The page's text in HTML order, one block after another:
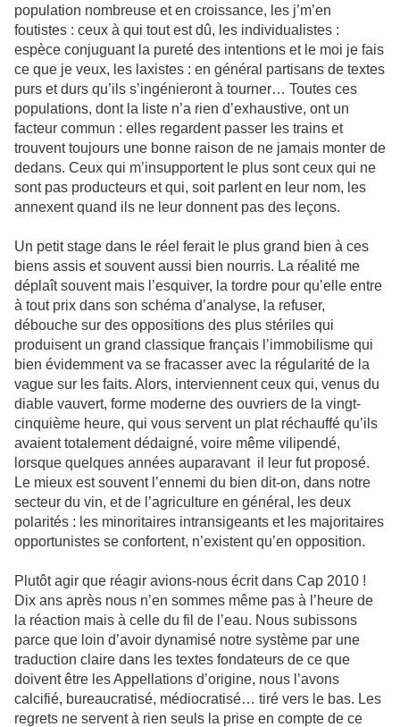
population nombreuse et en croissance, les j’m’en
foutistes : ceux à qui tout est dû, les individualistes :
espèce conjuguant la pureté des intentions et le moi je fais
ce que je veux, les laxistes : en général partisans de textes
purs et durs qu’ils s’ingénieront à tourner… Toutes ces
populations, dont la liste n’a rien d’exhaustive, ont un
facteur commun : elles regardent passer les trains et
trouvent toujours une bonne raison de ne jamais monter de
dedans. Ceux qui m’insupportent le plus sont ceux qui ne
sont pas producteurs et qui, soit parlent en leur nom, les
annexent quand ils ne leur donnent pas des leçons.
Un petit stage dans le réel ferait le plus grand bien à ces
biens assis et souvent aussi bien nourris. La réalité me
déplaît souvent mais l’esquiver, la tordre pour qu’elle entre
à tout prix dans son schéma d’analyse, la refuser,
débouche sur des oppositions des plus stériles qui
produisent un grand classique français l’immobilisme qui
bien évidemment va se fracasser avec la régularité de la
vague sur les faits. Alors, interviennent ceux qui, venus du
diable vauvert, forme moderne des ouvriers de la vingt-
cinquième heure, qui vous servent un plat réchauffé qu’ils
avaient totalement dédaigné, voire même vilipendé,
lorsque quelques années auparavant il leur fut proposé.
Le mieux est souvent l’ennemi du bien dit-on, dans notre
secteur du vin, et de l’agriculture en général, les deux
polarités : les minoritaires intransigeants et les majoritaires
opportunistes se confortent, n’existent qu’en opposition.
Plutôt agir que réagir avions-nous écrit dans Cap 2010 !
Dix ans après nous n’en sommes même pas à l’heure de
la réaction mais à celle du fil de l’eau. Nous subissons
parce que loin d’avoir dynamisé notre système par une
traduction claire dans les textes fondateurs de ce que
doivent être les Appellations d’origine, nous l’avons
calcifié, bureaucratisé, médiocratisé… tiré vers le bas. Les
regrets ne servent à rien seuls la prise en compte de ce